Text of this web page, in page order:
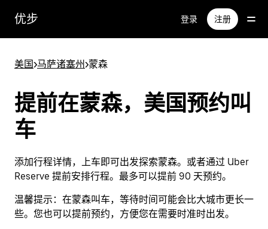
优步 登录 注册
美国>马萨诸塞州>蒙森
提前在蒙森，美国预约叫
车
添加行程详情，上车即可出发探索蒙森。或者通过 Uber
Reserve 提前安排行程。最多可以提前 90 天预约。
温馨提示： 在蒙森叫车，等待时间可能会比大城市更长一
些。您也可以提前预约，方便您在需要时准时出发。